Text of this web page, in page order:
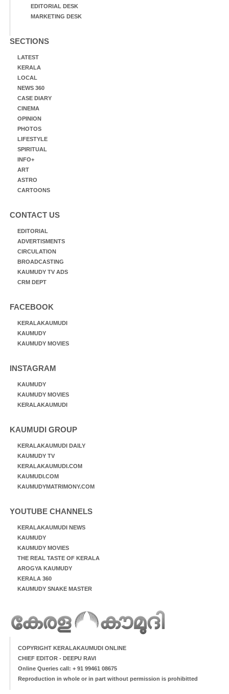
EDITORIAL DESK
MARKETING DESK
SECTIONS
LATEST
KERALA
LOCAL
NEWS 360
CASE DIARY
CINEMA
OPINION
PHOTOS
LIFESTYLE
SPIRITUAL
INFO+
ART
ASTRO
CARTOONS
CONTACT US
EDITORIAL
ADVERTISMENTS
CIRCULATION
BROADCASTING
KAUMUDY TV ADS
CRM DEPT
FACEBOOK
KERALAKAUMUDI
KAUMUDY
KAUMUDY MOVIES
INSTAGRAM
KAUMUDY
KAUMUDY MOVIES
KERALAKAUMUDI
KAUMUDI GROUP
KERALAKAUMUDI DAILY
KAUMUDY TV
KERALAKAUMUDI.COM
KAUMUDI.COM
KAUMUDYMATRIMONY.COM
YOUTUBE CHANNELS
KERALAKAUMUDI NEWS
KAUMUDY
KAUMUDY MOVIES
THE REAL TASTE OF KERALA
AROGYA KAUMUDY
KERALA 360
KAUMUDY SNAKE MASTER
COPYRIGHT KERALAKAUMUDI ONLINE
CHIEF EDITOR - DEEPU RAVI
Online Queries call: + 91 99461 08675
Reproduction in whole or in part without permission is prohibitted